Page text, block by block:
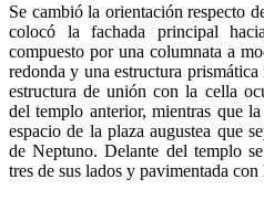
Se cambió la orientación respecto
colocó la fachada principal
compuesto por una columnata a
redonda y una estructura
estructura de unión con la cella
del templo anterior, mientras que
espacio de la plaza augustea que
de Neptuno. Delante del templo
tres de sus lados y pavimentada